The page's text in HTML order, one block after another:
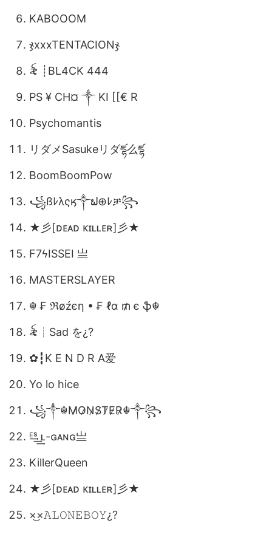
KABOOOM
ჯxxxTENTACIONჯ
꫟ ┊BL4CK 444
PS ¥ CH¤ ༒ KI [[€ R
Psychomantis
リダメSasukeリダཛྷ么ཛྷ
BoomBoomPow
꧁ßﾚλςӄ༒ຟ⊕ﾚቻ꧂
★彡[ᴅᴇᴀᴅ ᴋɪʟʟᴇʀ]彡★
F7ㅤϟㅤISSEI 亗
MASTERSLAYER
☬ ₣ ℜøźєη • ₣ ℓα ₥ є ֆ☬
꫟ㅤ┊Sad をㅤ¿?
✿┇K E N D R A爱
Yo lo hice
꧁༒☬M̷O̷N̷S̷T̷E̷R̷☬༒꧂
ᴱ͢͢͢ˢ ʟ-ɢᴀɴɢ亗
KillerQueen
★彡[ᴅᴇᴀᴅ ᴋɪʟʟᴇʀ]彡★
×͜×ㅤ𝙰𝙻𝙾𝙽𝙴ㅤ𝙱𝙾𝚈ㅤ¿?